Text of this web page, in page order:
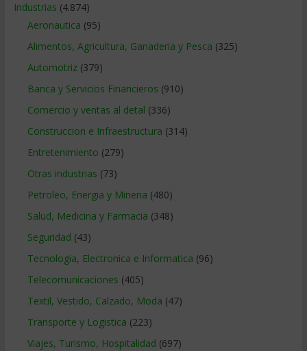
Industrias (4.874)
Aeronautica (95)
Alimentos, Agricultura, Ganaderia y Pesca (325)
Automotriz(379)
Banca y Servicios Financieros (910)
Comercio y ventas al detal (336)
Construccion e Infraestructura (314)
Entretenimiento (279)
Otras industrias (73)
Petroleo, Energia y Mineria (480)
Salud, Medicina y Farmacia (348)
Seguridad (43)
Tecnologia, Electronica e Informatica (96)
Telecomunicaciones (405)
Textil, Vestido, Calzado, Moda (47)
Transporte y Logistica (223)
Viajes, Turismo, Hospitalidad (697)